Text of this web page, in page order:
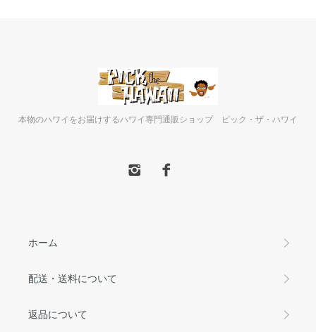
本物のハワイをお届けするハワイ専門通販ショップ ピック・ザ・ハワイ
ホーム
配送・送料について
返品について